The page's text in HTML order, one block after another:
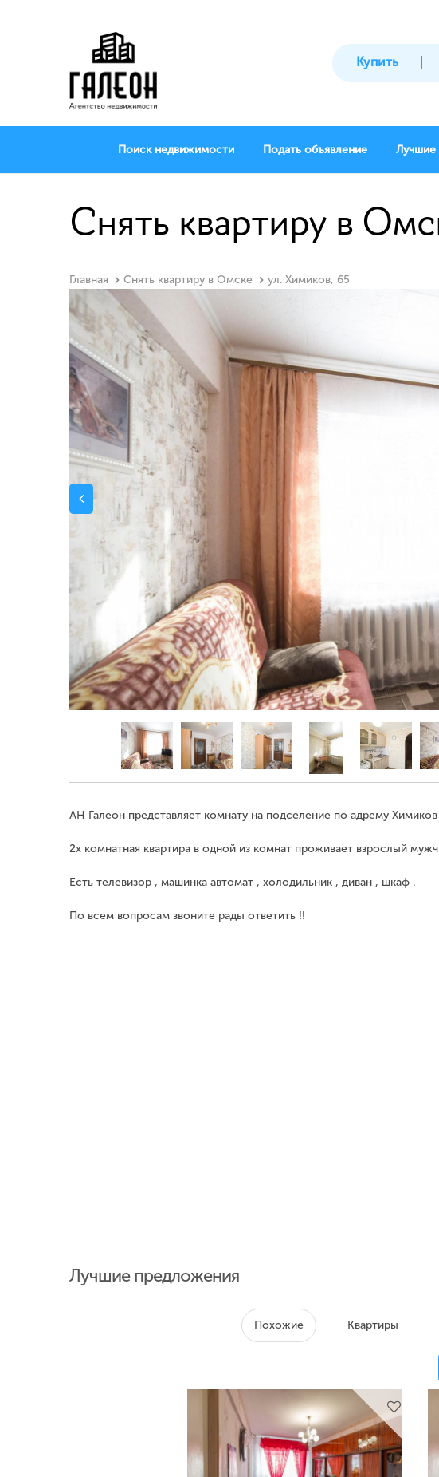
Купить
Поиск недвижимости Подать объявление Лучшие
Снять квартиру в
Главная Снять квартиру в Омске ул. Химиков, 65
АН Галеон представляет комнату на подселение по адрему
2х комнатная квартира в одной из комнат проживает взрослый
Есть телевизор , машинка автомат , холодильник , диван , шкаф .
По всем вопросам звоните рады ответить !!
Лучшие предложения
Похожие Квартиры